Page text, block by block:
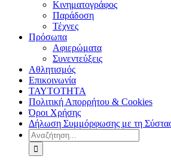
Κινηματογράφος
Παράδοση
Τέχνες
Πρόσωπα
Αφιερώματα
Συνεντεύξεις
Αθλητισμός
Επικοινωνία
ΤΑΥΤΟΤΗΤΑ
Πολιτική Απορρήτου & Cookies
Όροι Χρήσης
Δήλωση Συμμόρφωσης με τη
Αναζήτηση
για: